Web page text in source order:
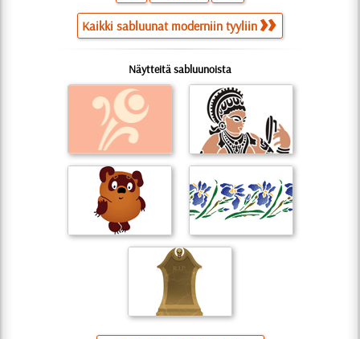
Kaikki sabluunat moderniin tyyliin
Näytteitä sabluunoista